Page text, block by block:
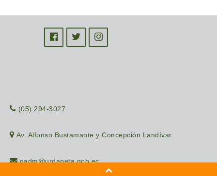
(05) 294-3027
Av. Alfonso Bustamante y Concepción Landívar
gadm@urdaneta.gob.ec